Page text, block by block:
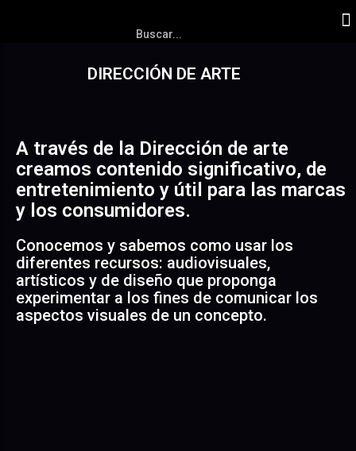
DIRECCIÓN DE ARTE
A través de la Dirección de arte
creamos contenido significativo, de
entretenimiento y útil para las marcas
y los consumidores.
Conocemos y sabemos como usar los
diferentes recursos: audiovisuales,
artísticos y de diseño que proponga
experimentar a los fines de comunicar los
aspectos visuales de un concepto.